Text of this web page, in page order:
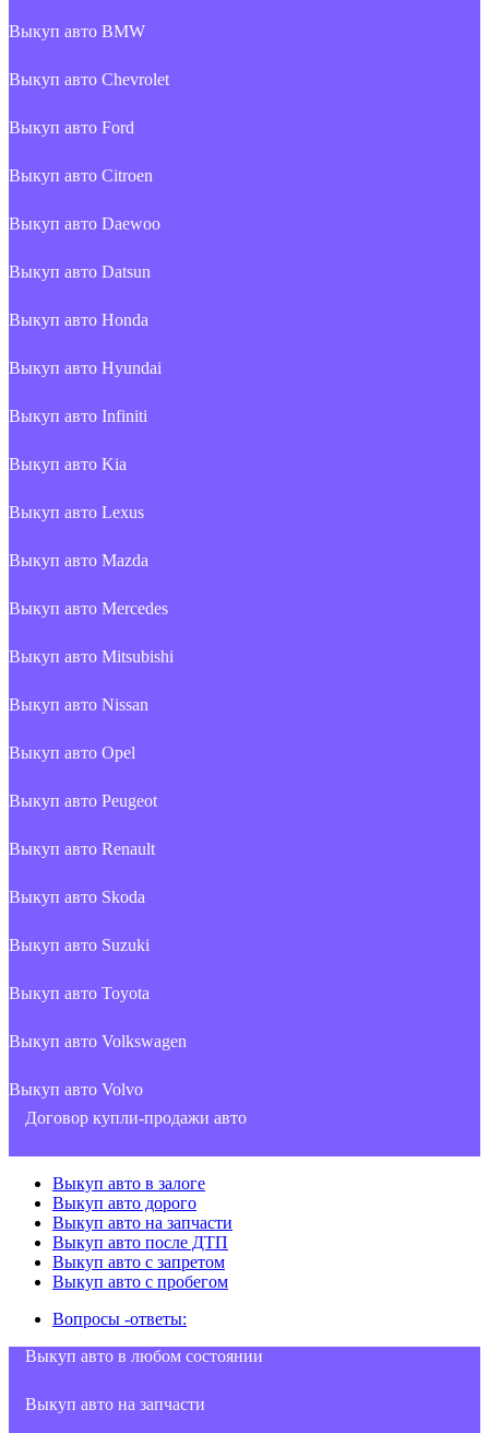
Выкуп авто BMW
Выкуп авто Chevrolet
Выкуп авто Ford
Выкуп авто Citroen
Выкуп авто Daewoo
Выкуп авто Datsun
Выкуп авто Honda
Выкуп авто Hyundai
Выкуп авто Infiniti
Выкуп авто Kia
Выкуп авто Lexus
Выкуп авто Mazda
Выкуп авто Mercedes
Выкуп авто Mitsubishi
Выкуп авто Nissan
Выкуп авто Opel
Выкуп авто Peugeot
Выкуп авто Renault
Выкуп авто Skoda
Выкуп авто Suzuki
Выкуп авто Toyota
Выкуп авто Volkswagen
Выкуп авто Volvo
Договор купли-продажи авто
Выкуп авто в залоге
Выкуп авто дорого
Выкуп авто на запчасти
Выкуп авто после ДТП
Выкуп авто с запретом
Выкуп авто с пробегом
Вопросы -ответы:
Выкуп авто в любом состоянии
Выкуп авто на запчасти